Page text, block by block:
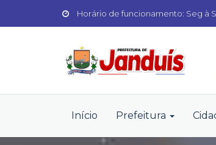
Horário de funcionamento: Seg à
Início Prefeitura